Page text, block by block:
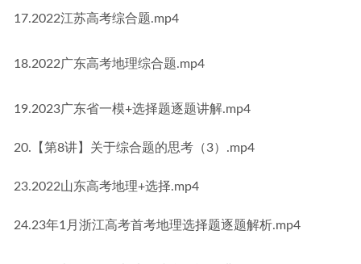
17.2022江苏高考综合题.mp4
18.2022广东高考地理综合题.mp4
19.2023广东省一模+选择题逐题讲解.mp4
20.【第8讲】关于综合题的思考（3）.mp4
23.2022山东高考地理+选择.mp4
24.23年1月浙江高考首考地理选择题逐题解析.mp4